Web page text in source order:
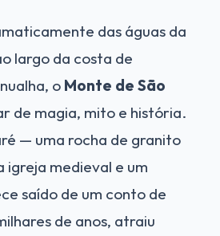
das águas da
largo da costa de
o Monte de São
de magia, mito e história.
— uma rocha de granito
igreja medieval e um
saído de um conto de
de anos, atraiu